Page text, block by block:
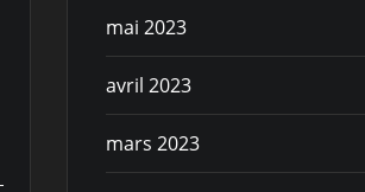
mai 2023
avril 2023
mars 2023